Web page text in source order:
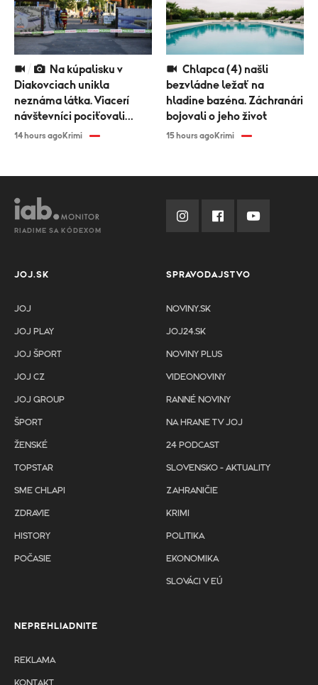
Diakovciach unikla
neznáma látka. Viacerí
návštevníci pociťovali
zdravotné problémy
14 hours agoKrimi
bezvládne ležať na
hladine bazéna. Záchranári
bojovali o jeho život
15 hours agoKrimi
RIADIME SA KÓDEXOM
JOJ.SK
JOJ
JOJ PLAY
JOJ ŠPORT
JOJ CZ
JOJ GROUP
ŠPORT
ŽENSKÉ
TOPSTAR
SME CHLAPI
ZDRAVIE
HISTORY
POČASIE
SPRAVODAJSTVO
NOVINY.SK
JOJ24.SK
NOVINY PLUS
VIDEONOVINY
RANNÉ NOVINY
NA HRANE TV JOJ
24 PODCAST
SLOVENSKO - AKTUALITY
ZAHRANIČIE
KRIMI
POLITIKA
EKONOMIKA
SLOVÁCI V EÚ
NEPREHLIADNITE
REKLAMA
KONTAKT